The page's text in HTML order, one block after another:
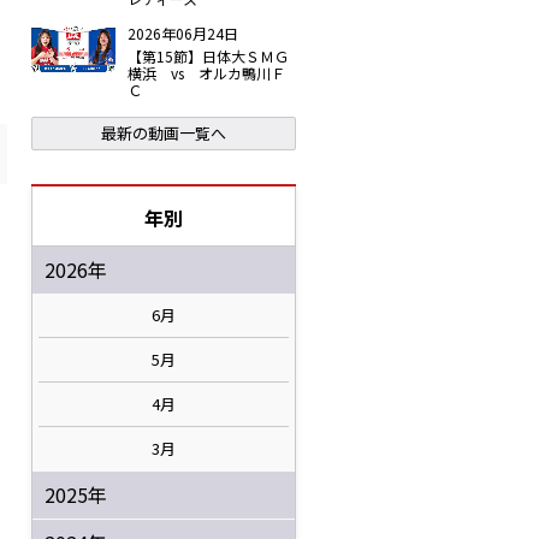
2026年06月24日
【第15節】日体大ＳＭＧ
横浜 vs オルカ鴨川Ｆ
Ｃ
最新の動画一覧へ
年別
2026年
6月
5月
4月
3月
2025年